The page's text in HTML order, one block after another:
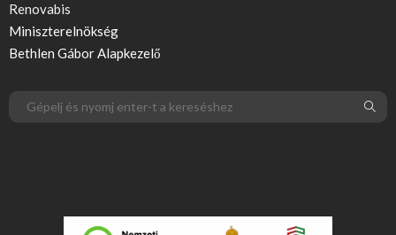
Renovabis
Miniszterelnökség
Bethlen Gábor Alapkezelő